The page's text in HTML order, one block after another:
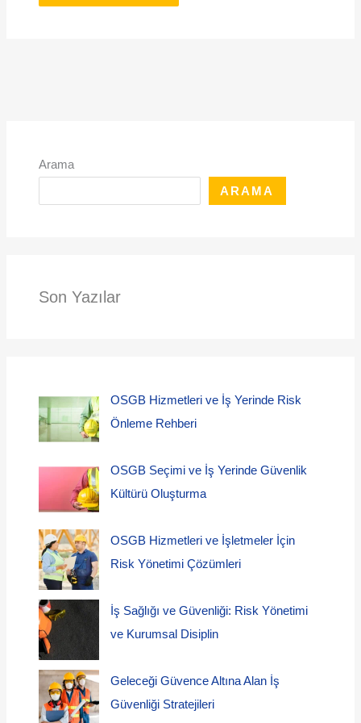
Arama
ARAMA
Son Yazılar
OSGB Hizmetleri ve İş Yerinde Risk
Önleme Rehberi
OSGB Seçimi ve İş Yerinde Güvenlik
Kültürü Oluşturma
OSGB Hizmetleri ve İşletmeler İçin
Risk Yönetimi Çözümleri
İş Sağlığı ve Güvenliği: Risk Yönetimi
ve Kurumsal Disiplin
Geleceği Güvence Altına Alan İş
Güvenliği Stratejileri